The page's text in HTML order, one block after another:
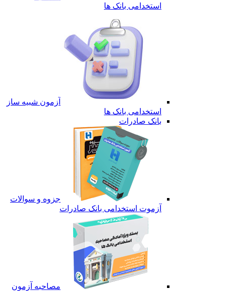
استخدامی بانک ها
آزمون شبیه ساز
استخدامی بانک ها
بانک صادرات
جزوه و سوالات
آزموت استخدامی بانک صادرات
مصاحبه آزمون